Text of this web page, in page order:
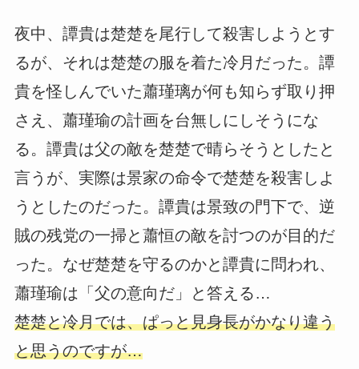
夜中、譚貴は楚楚を尾行して殺害しようとす
るが、それは楚楚の服を着た冷月だった。譚
貴を怪しんでいた蕭瑾璃が何も知らず取り押
さえ、蕭瑾瑜の計画を台無しにしそうにな
る。譚貴は父の敵を楚楚で晴らそうとしたと
言うが、実際は景家の命令で楚楚を殺害しよ
うとしたのだった。譚貴は景致の門下で、逆
賊の残党の一掃と蕭恒の敵を討つのが目的だ
った。なぜ楚楚を守るのかと譚貴に問われ、
蕭瑾瑜は「父の意向だ」と答える…
楚楚と冷月では、ぱっと見身長がかなり違う
と思うのですが…